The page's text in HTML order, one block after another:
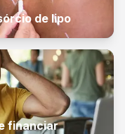
de lipo
financiar